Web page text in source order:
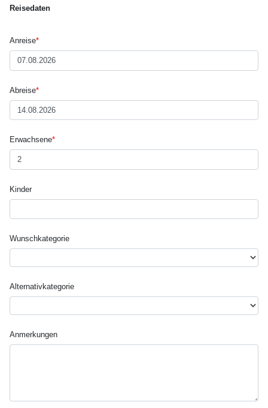
Reisedaten
Anreise*
Abreise*
Erwachsene*
Kinder
Wunsch­kategorie
Alternativ­kategorie
Anmerkungen